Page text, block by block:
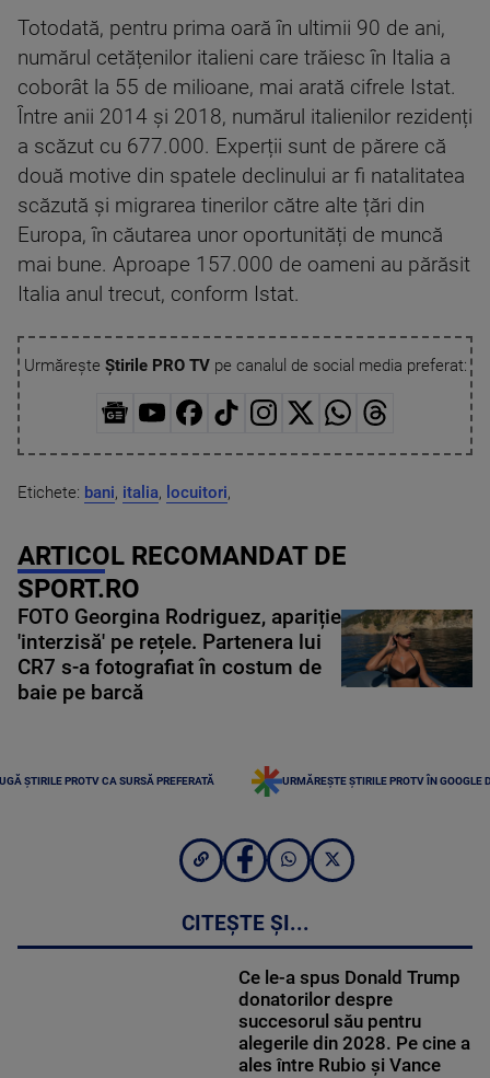
Totodată, pentru prima oară în ultimii 90 de ani,
numărul cetățenilor italieni care trăiesc în Italia a
coborât la 55 de milioane, mai arată cifrele Istat.
Între anii 2014 și 2018, numărul italienilor rezidenți
a scăzut cu 677.000. Experții sunt de părere că
două motive din spatele declinului ar fi natalitatea
scăzută și migrarea tinerilor către alte țări din
Europa, în căutarea unor oportunități de muncă
mai bune. Aproape 157.000 de oameni au părăsit
Italia anul trecut, conform Istat.
Urmărește Știrile PRO TVpe canalul de social media preferat:
Etichete: bani, italia, locuitori,
ARTICOL RECOMANDAT DE
SPORT.RO
FOTO Georgina Rodriguez, apariție
'interzisă' pe rețele. Partenera lui
CR7 s-a fotografiat în costum de
baie pe barcă
ȘTIRILE PROTV CA SURSĂ PREFERATĂ URMĂREȘTE ȘTIRILE PROTV ÎN GOOGLE
CITEȘTE ȘI...
Ce le-a spus Donald Trump
donatorilor despre
succesorul său pentru
alegerile din 2028. Pe cine a
ales între Rubio și Vance